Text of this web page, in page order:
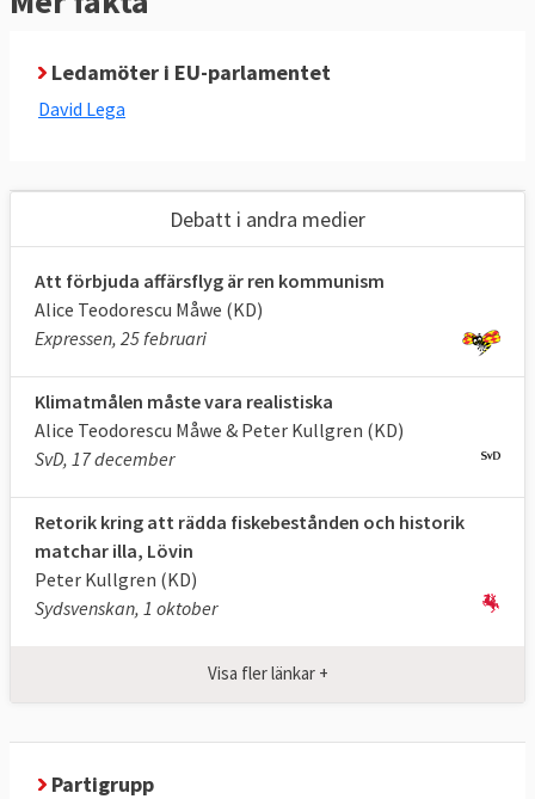
som vi tycker att länderna själva ska besluta
EU ska agera för fler jobb
skapar EU jobb och tillväxt. Mer behöver
göras. Genom handel med andra delar av
världen skapas också fler jobb här.
EU ska ta krafttag för klimatet
EU behöver leda den gröna omställningen.
EU har världens mest ambitiösa system för
handel med utsläppsrätter, det behöver
EU behöver övertygas om att ansluta sig.
EU:s budget ska vara måttfull
EU-kommissionen vill chockhöja Sveriges
tycker vi är fel. Istället borde vi omprioritera
Läs mer
Ledamöter i EU-parlamentet
David Lega
Debatt i andra medier
Att förbjuda affärsflyg är ren kommunism
Alice Teodorescu Måwe (KD)
Expressen, 25 februari
Klimatmålen måste vara realistiska
Alice Teodorescu Måwe & Peter Kullgren (KD)
SvD, 17 december
Retorik kring att rädda fiskebestånden och historik
matchar illa, Lövin
Peter Kullgren (KD)
Sydsvenskan, 1 oktober
Visa fler länkar +
Partigrupp